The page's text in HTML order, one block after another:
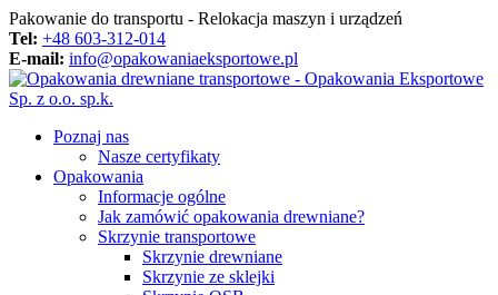
Pakowanie do transportu - Relokacja maszyn i urządzeń
Tel: +48 603-312-014
E-mail: info@opakowaniaeksportowe.pl
Poznaj nas
Nasze certyfikaty
Opakowania
Informacje ogólne
Jak zamówić opakowania drewniane?
Skrzynie transportowe
Skrzynie drewniane
Skrzynie ze sklejki